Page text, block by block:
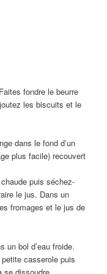
fondre le beurre
les biscuits et le
dans le fond d’un
plus facile) recouvert
puis séchez-
le jus. Dans un
fromages et le jus de
un bol d’eau froide.
casserole puis
se dissoudre